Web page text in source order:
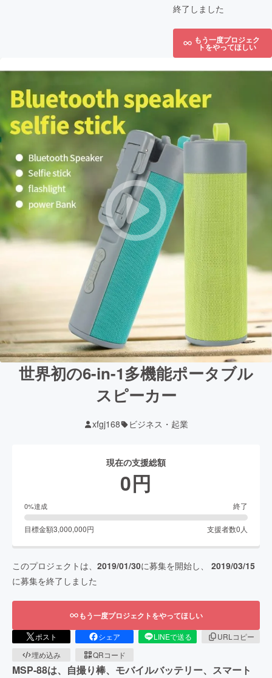
終了しました
もう一度プロジェク
トをやってほしい
世界初の6-in-1多機能ポータブル
スピーカー
xfgj168 ビジネス・起業
現在の支援総額
0円
0%達成 終了
目標金額3,000,000円 支援者数0 人
このプロジェクトは、 2019/01/30に募集を開始し、 2019/03/15
に募集を終了しました
もう一度プロジェクトをやってほしい
ポスト シェア LINEで送る
URLコピー
埋め込み
QRコード
MSP-88は、自撮り棒、モバイルバッテリー、スマート